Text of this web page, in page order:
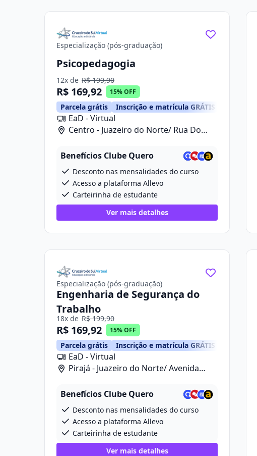
Especialização (pós-graduação)
Psicopedagogia
12x de R$ 199,90
R$ 169,92 15% OFF
Parcela grátis Inscrição e matrícula GRÁTIS
EaD - Virtual
Centro - Juazeiro do Norte/ Rua Do
Benefícios Clube Quero
Desconto nas mensalidades do curso
Acesso a plataforma Allevo
Carteirinha de estudante
Ver mais detalhes
Especialização (pós-graduação)
Engenharia de Segurança do
Trabalho
18x de R$ 199,90
R$ 169,92 15% OFF
Parcela grátis Inscrição e matrícula GRÁTIS
EaD - Virtual
Pirajá - Juazeiro do Norte/ Avenida
Benefícios Clube Quero
Desconto nas mensalidades do curso
Acesso a plataforma Allevo
Carteirinha de estudante
Ver mais detalhes